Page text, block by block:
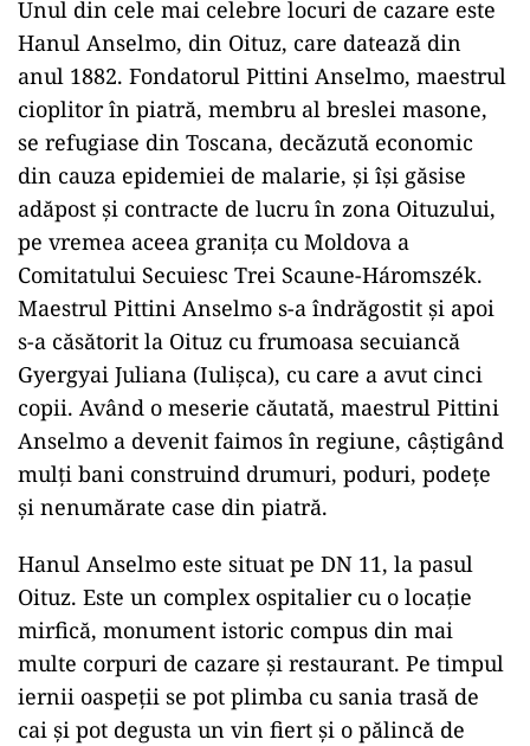
Unul din cele mai celebre locuri de cazare este
Hanul Anselmo, din Oituz, care datează din
anul 1882. Fondatorul Pittini Anselmo, maestrul
cioplitor în piatră, membru al breslei masone,
se refugiase din Toscana, decăzută economic
din cauza epidemiei de malarie, şi își găsise
adăpost şi contracte de lucru în zona Oituzului,
pe vremea aceea graniţa cu Moldova a
Comitatului Secuiesc Trei Scaune-Háromszék.
Maestrul Pittini Anselmo s-a îndrăgostit şi apoi
s-a căsătorit la Oituz cu frumoasa secuiancă
Gyergyai Juliana (Iulişca), cu care a avut cinci
copii. Având o meserie căutată, maestrul Pittini
Anselmo a devenit faimos în regiune, câștigând
mulţi bani construind drumuri, poduri, podeţe
şi nenumărate case din piatră.
Hanul Anselmo este situat pe DN 11, la pasul
Oituz. Este un complex ospitalier cu o locație
mirfică, monument istoric compus din mai
multe corpuri de cazare și restaurant. Pe timpul
iernii oaspeții se pot plimba cu sania trasă de
cai şi pot degusta un vin fiert şi o pălincă de